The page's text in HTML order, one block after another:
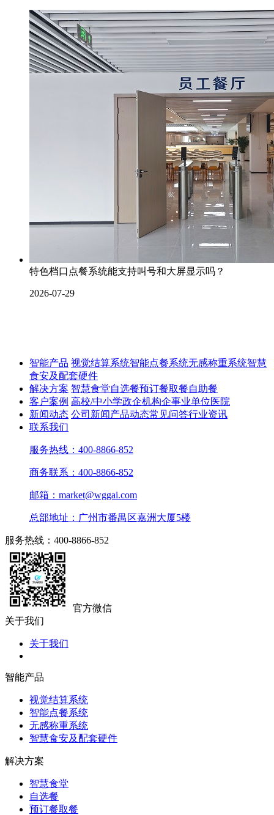
特色档口点餐系统能支持叫号和大屏显示吗？
2026-07-29
智能产品 视觉结算系统智能点餐系统无感称重系统智慧
食安及配套硬件
解决方案 智慧食堂自选餐预订餐取餐自助餐
客户案例 高校/中小学政企机构企事业单位医院
新闻动态 公司新闻产品动态常见问答行业资讯
联系我们
服务热线：400-8866-852
商务联系：400-8866-852
邮箱：market@wggai.com
总部地址：广州市番禺区嘉洲大厦5楼
服务热线：400-8866-852
官方微信
关于我们
关于我们
智能产品
视觉结算系统
智能点餐系统
无感称重系统
智慧食安及配套硬件
解决方案
智慧食堂
自选餐
预订餐取餐